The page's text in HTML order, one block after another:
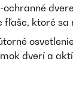
ktoré sa
dverí a